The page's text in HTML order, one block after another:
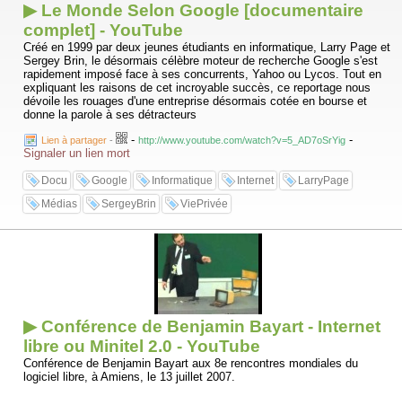
▶ Le Monde Selon Google [documentaire
complet] - YouTube
Créé en 1999 par deux jeunes étudiants en informatique, Larry Page et
Sergey Brin, le désormais célèbre moteur de recherche Google s'est
rapidement imposé face à ses concurrents, Yahoo ou Lycos. Tout en
expliquant les raisons de cet incroyable succès, ce reportage nous
dévoile les rouages d'une entreprise désormais cotée en bourse et
donne la parole à ses détracteurs
Lien à partager - - http://www.youtube.com/watch?v=5_AD7oSrYig -
Signaler un lien mort
Docu Google Informatique Internet
LarryPage
Médias
SergeyBrin ViePrivée
▶ Conférence de Benjamin Bayart - Internet
libre ou Minitel 2.0 - YouTube
Conférence de Benjamin Bayart aux 8e rencontres mondiales du
logiciel libre, à Amiens, le 13 juillet 2007.